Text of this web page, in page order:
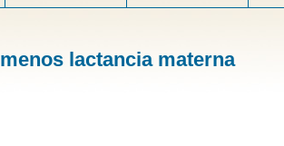
lactancia materna